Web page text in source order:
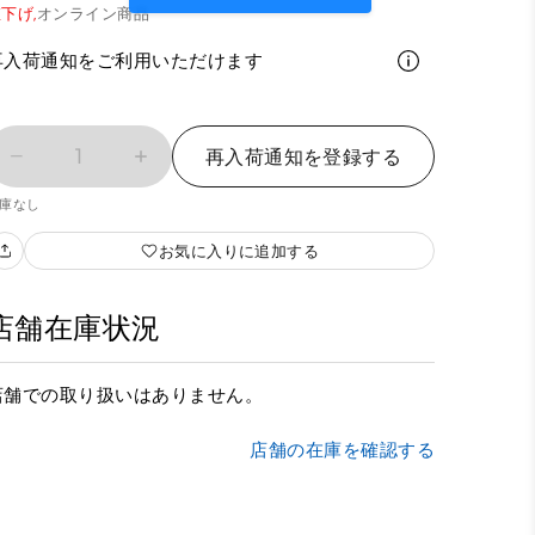
げ,オンライン商品
入荷通知をご利用いただけます
1 再入荷通知を登録する
なし
お気に入りに追加する
舗在庫状況
での取り扱いはありません。
店舗の在庫を確認する